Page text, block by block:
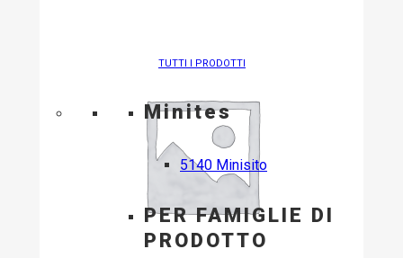
TUTTI I PRODOTTI
Minites
5140 Minisito
PER FAMIGLIE DI
PRODOTTO